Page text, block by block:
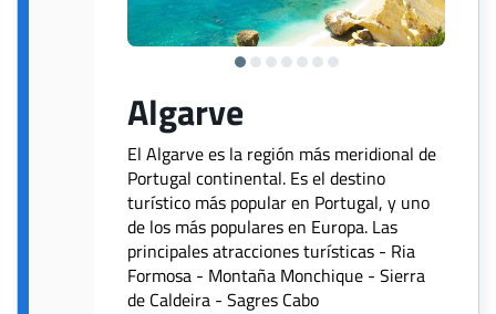
Algarve
El Algarve es la región más meridional de
Portugal continental. Es el destino
turístico más popular en Portugal, y uno
de los más populares en Europa. Las
principales atracciones turísticas - Ria
Formosa - Montaña Monchique - Sierra
de Caldeira - Sagres Cabo